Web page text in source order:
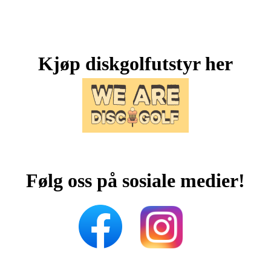
Kjøp diskgolfutstyr her
Følg oss på sosiale medier!